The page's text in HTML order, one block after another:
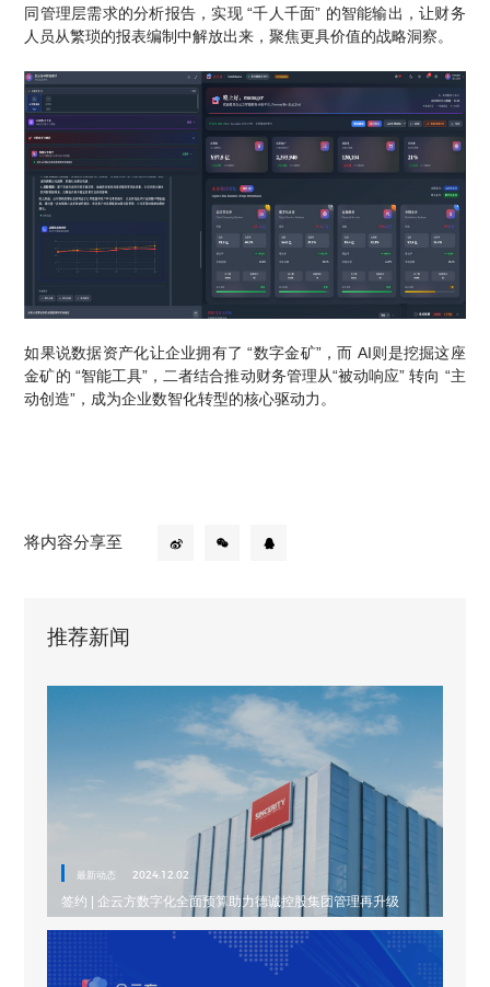
同管理层需求的分析报告，实现 “千人千面” 的智能输出，让财务
人员从繁琐的报表编制中解放出来，聚焦更具价值的战略洞察。
如果说数据资产化让企业拥有了 “数字金矿”，而 AI则是挖掘这座
金矿的 “智能工具”，二者结合推动财务管理从“被动响应” 转向 “主
动创造”，成为企业数智化转型的核心驱动力。
将内容分享至
推荐新闻
最新动态 2024.12.02
签约 | 企云方数字化全面预算助力德诚控股集团管理再升级